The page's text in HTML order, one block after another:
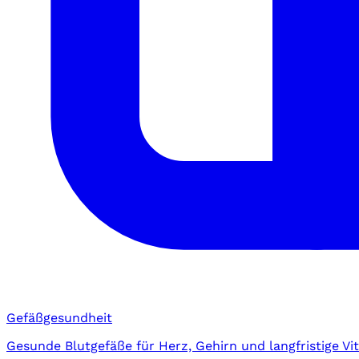
Gefäßgesundheit
Gesunde Blutgefäße für Herz, Gehirn und langfristige